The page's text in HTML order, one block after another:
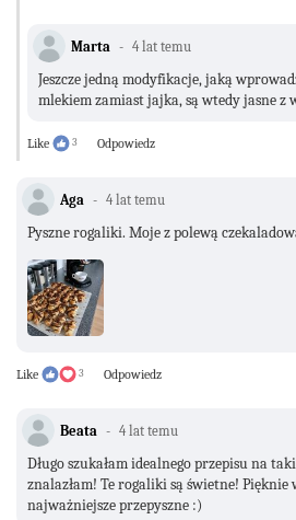
Marta 4 lat temu
Jeszcze jedną modyfikacje, jaką
mlekiem zamiast jajka, są wtedy jasne z
Like 3 Odpowiedz
Aga 4 lat temu
Pyszne rogaliki. Moje z polewą
Like 3 Odpowiedz
Beata 4 lat temu
Długo szukałam idealnego przepisu na
znalazłam! Te rogaliki są świetne! Pięknie
najważniejsze przepyszne :)